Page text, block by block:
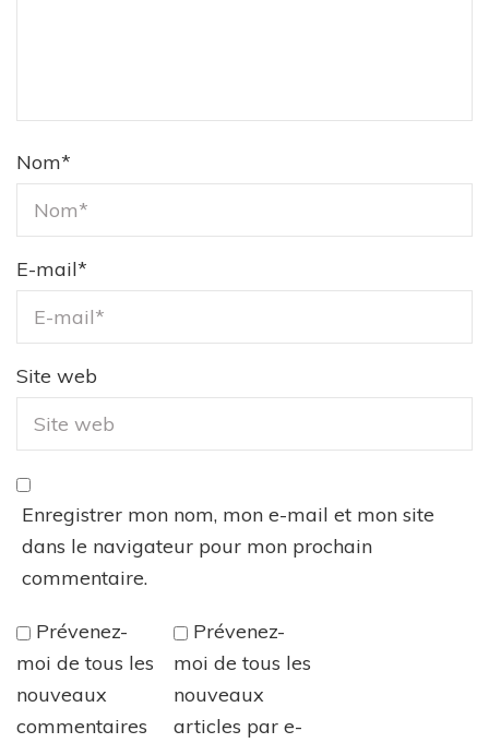
Nom*
E-mail*
Site web
Enregistrer mon nom, mon e-mail et mon site
dans le navigateur pour mon prochain
commentaire.
Prévenez-
moi de tous les
nouveaux
commentaires
Prévenez-
moi de tous les
nouveaux
articles par e-